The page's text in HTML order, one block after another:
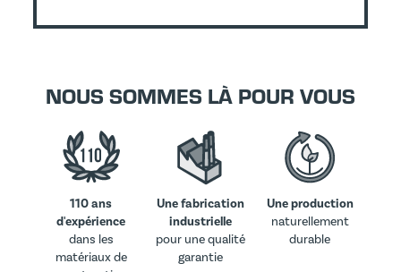
NOUS SOMMES LÀ POUR VOUS
110 ans
d'expérience
dans les
matériaux de
Une fabrication
industrielle
pour une qualité
garantie
Une production
naturellement
durable